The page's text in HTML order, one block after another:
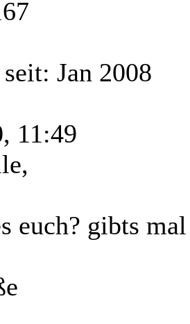
Jan 2008
11:49
euch? gibts